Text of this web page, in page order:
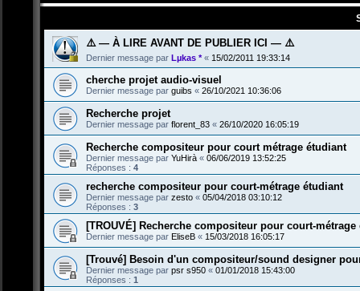
⚠️ — À LIRE AVANT DE PUBLIER ICI — ⚠️
Dernier message par Lµkas *« 15/02/2011 19:33:14
cherche projet audio-visuel
Dernier message par guibs « 26/10/2021 10:36:06
Recherche projet
Dernier message par florent_83 « 26/10/2020 16:05:19
Recherche compositeur pour court métrage étudiant
Dernier message par YuHirà « 06/06/2019 13:52:25
Réponses : 4
recherche compositeur pour court-métrage étudiant
Dernier message par zesto « 05/04/2018 03:10:12
Réponses : 3
[TROUVÉ] Recherche compositeur pour court-métrage
Dernier message par EliseB « 15/03/2018 16:05:17
[Trouvé] Besoin d'un compositeur/sound designer
Dernier message par psr s950 « 01/01/2018 15:43:00
Réponses : 1